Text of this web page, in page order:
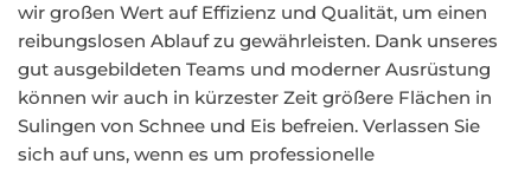
wir großen Wert auf Effizienz und Qualität, um einen
reibungslosen Ablauf zu gewährleisten. Dank unseres
gut ausgebildeten Teams und moderner Ausrüstung
können wir auch in kürzester Zeit größere Flächen in
Sulingen von Schnee und Eis befreien. Verlassen Sie
sich auf uns, wenn es um professionelle